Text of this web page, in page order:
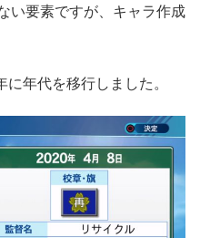
い要素ですが、キャラ作成
年代を移行しました。